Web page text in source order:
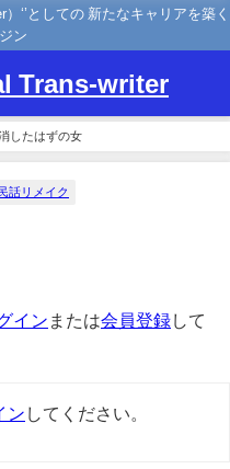
‘’としての 新たなキャリアを築く
ン
Trans-writer
したはずの女
話リメイク
イン または会員登録して
ン してください。